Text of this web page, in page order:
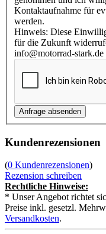
Kontaktaufnahme für
werden.
Hinweis: Diese
für die Zukunft
info@motorrad-stark.de
Kundenrezensionen
(0 Kundenrezensionen)
Rezension schreiben
Rechtliche Hinweise:
* Unser Angebot richtet
Preise inkl. gesetzl.
Versandkosten.